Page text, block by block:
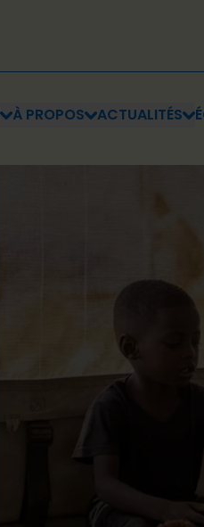
À PROPOS ACTUALITÉS